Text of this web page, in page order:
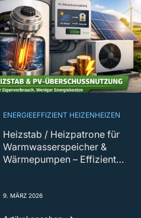
ENERGIEEFFIZIENT HEIZENHEIZEN
Heizstab / Heizpatrone für
Warmwasserspeicher &
Wärmepumpen – Effiziente
9. MÄRZ 2026